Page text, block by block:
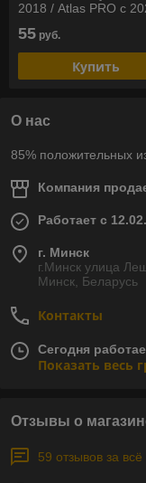
2018 / Atlas PRO c
55 руб.
Купить
О нас
85% положительных
Компания
Работает с
г. Минск
г.Минск улица
Минск, Беларусь
Контакты
Сегодня
Показать весь
Отзывы о
59 отзывов за